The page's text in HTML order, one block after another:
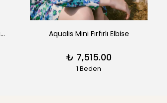
Blooming Garden Belden Bağlamalı Elbise Aqualis Mini Fırfırlı Elbise
₺ 7,515.00
1 Beden